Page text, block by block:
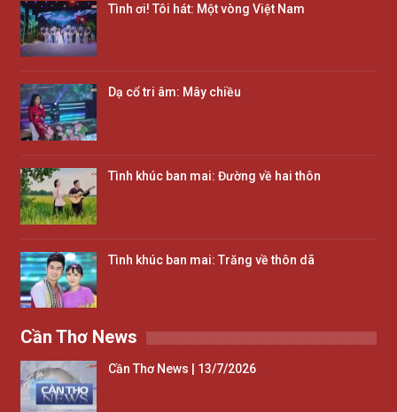
Tình ơi! Tôi hát: Một vòng Việt Nam
Dạ cổ tri âm: Mây chiều
Tình khúc ban mai: Đường về hai thôn
Tình khúc ban mai: Trăng về thôn dã
Cần Thơ News
Cần Thơ News | 13/7/2026